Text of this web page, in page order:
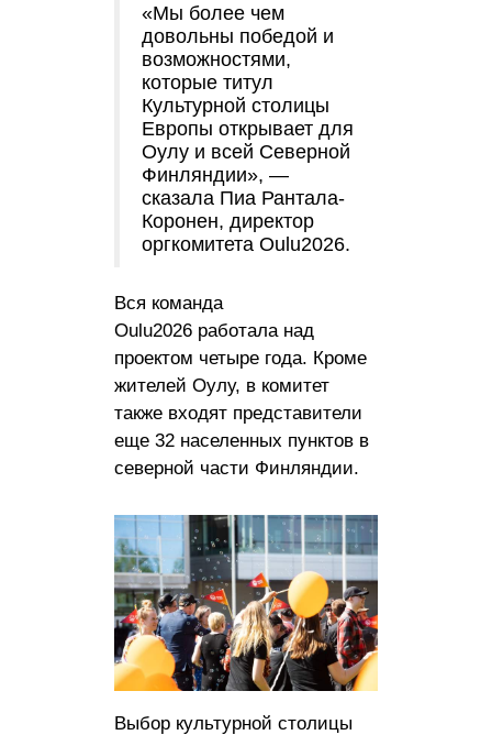
«Мы более чем
довольны победой и
возможностями,
которые титул
Культурной столицы
Европы открывает для
Оулу и всей Северной
Финляндии», —
сказала Пиа Рантала-
Коронен, директор
оргкомитета Oulu2026.
Вся команда
Oulu2026 работала над
проектом четыре года. Кроме
жителей Оулу, в комитет
также входят представители
еще 32 населенных пунктов в
северной части Финляндии.
Выбор культурной столицы